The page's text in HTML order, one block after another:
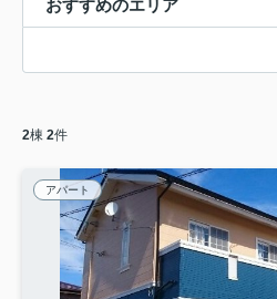
おすすめのエリア
2棟 2件
アパート